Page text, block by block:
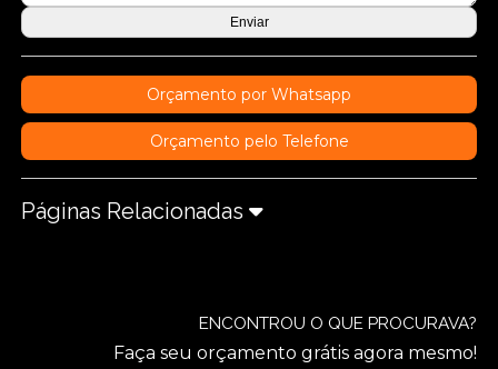
Orçamento por Whatsapp
Orçamento pelo Telefone
Páginas Relacionadas
ENCONTROU O QUE PROCURAVA?
Faça seu orçamento grátis agora mesmo!